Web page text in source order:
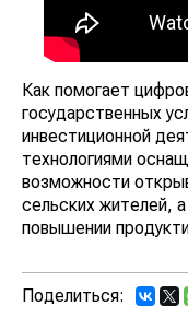
Как помогает
государственных
инвестиционной
технологиями
возможности
сельских жителей,
повышении
Поделиться: